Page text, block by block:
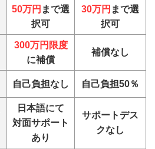
50万円 まで選
択可
30万円 まで選
択可
300万円限度
に補償
補償なし
自己負担なし 自己負担50％
日本語にて
対面サポート
あり
サポートデス
クなし